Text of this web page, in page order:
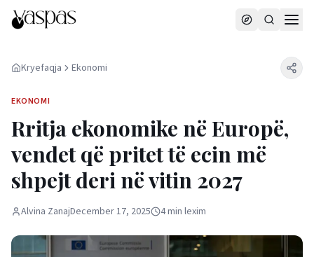
Kryefaqja Ekonomi
EKONOMI
Rritja ekonomike në Europë,
vendet që pritet të ecin më
shpejt deri në vitin 2027
Alvina ZanajDecember 17, 2025 4min lexim